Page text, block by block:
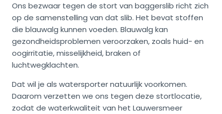
Ons bezwaar tegen de stort van baggerslib richt zich
op de samenstelling van dat slib. Het bevat stoffen
die blauwalg kunnen voeden. Blauwalg kan
gezondheidsproblemen veroorzaken, zoals huid- en
oogirritatie, misselijkheid, braken of
luchtwegklachten.
Dat wil je als watersporter natuurlijk voorkomen.
Daarom verzetten we ons tegen deze stortlocatie,
zodat de waterkwaliteit van het Lauwersmeer